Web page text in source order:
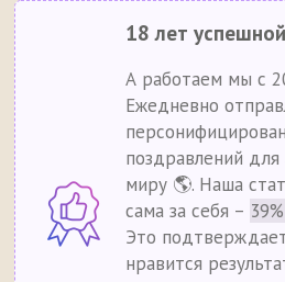
18 лет
А работаем мы с
Ежедневно
поздравлений
миру 🌎. Наша
сама за себя –
Это
нравится